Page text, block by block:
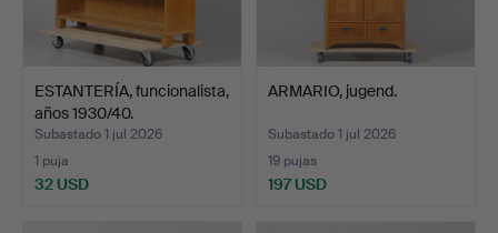
ESTANTERÍA, funcionalista,
años 1930/40.
Subastado 1 jul 2026
1 puja
32 USD
ARMARIO, jugend.
Subastado 1 jul 2026
19 pujas
197 USD